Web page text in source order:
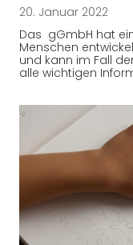
20. Januar 2022
Das gGmbH hat
Menschen
und kann im Fall
alle wichtigen